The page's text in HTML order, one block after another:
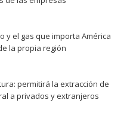
y el gas que importa América
la propia región
permitirá la extracción de
a privados y extranjeros